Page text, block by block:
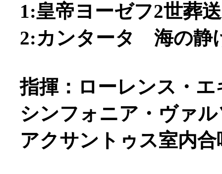
1:皇帝ヨーゼフ2世葬
2:カンタータ 海の静
指揮：ローレンス・エ
シンフォニア・ヴァ
アクサントゥス室内合